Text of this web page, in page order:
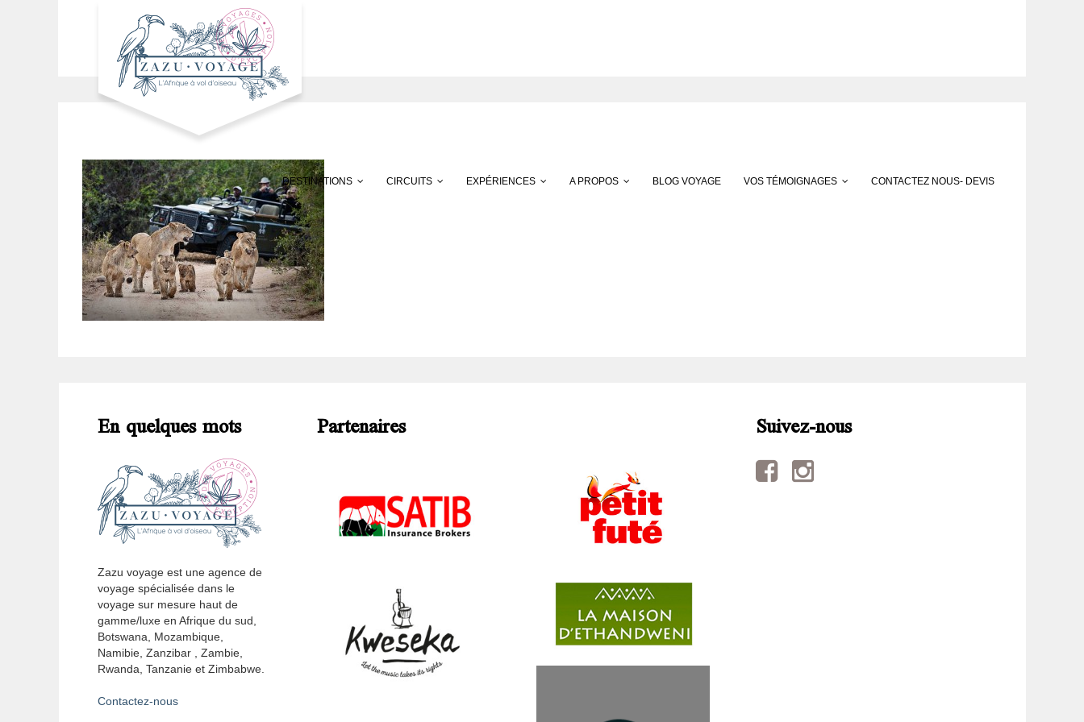
DESTINATIONS CIRCUITS EXPÉRIENCES A PROPOS BLOG VOYAGE VOS TÉMOIGNAGES CONTACTEZ NOUS- DEVIS
En quelques mots
Zazu voyage est une agence de
voyage spécialisée dans le
voyage sur mesure haut de
gamme/luxe en Afrique du sud,
Botswana, Mozambique,
Namibie, Zanzibar , Zambie,
Rwanda, Tanzanie et Zimbabwe.
Contactez-nous
Partenaires Suivez-nous